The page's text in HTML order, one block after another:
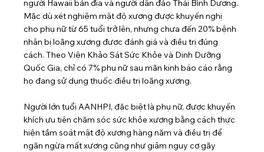
người Hawaii bản địa và người dân đảo Thái Bình Dương.
Mặc dù xét nghiệm mật độ xương được khuyến nghị
cho phụ nữ từ 65 tuổi trở lên, nhưng chưa đến 20% bệnh
nhân bị loãng xương được đánh giá và điều trị đúng
cách. Theo Viện Khảo Sát Sức Khỏe và Dinh Dưỡng
Quốc Gia, chỉ có 7% phụ nữ sau mãn kinh báo cáo rằng
họ đang sử dụng thuốc điều trị loãng xương.
Người lớn tuổi AANHPI, đặc biệt là phụ nữ, được khuyến
khích ưu tiên chăm sóc sức khỏe xương bằng cách thực
hiện tầm soát mật độ xương hàng năm và điều trị để
ngăn ngừa mất xương cũng như giảm nguy cơ gãy